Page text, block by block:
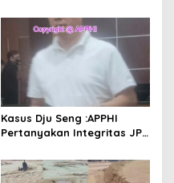
Indonesia
Kasus Dju Seng :APPHI
Pertanyakan Integritas JPU
“Main Mata” Kroni Eks-
Jampidsus